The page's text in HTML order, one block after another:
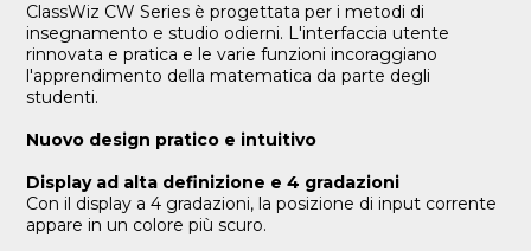
ClassWiz CW Series è progettata per i metodi di
insegnamento e studio odierni. L'interfaccia utente
rinnovata e pratica e le varie funzioni incoraggiano
l'apprendimento della matematica da parte degli
studenti.
Nuovo design pratico e intuitivo
Display ad alta definizione e 4 gradazioni
Con il display a 4 gradazioni, la posizione di input corrente
appare in un colore più scuro.